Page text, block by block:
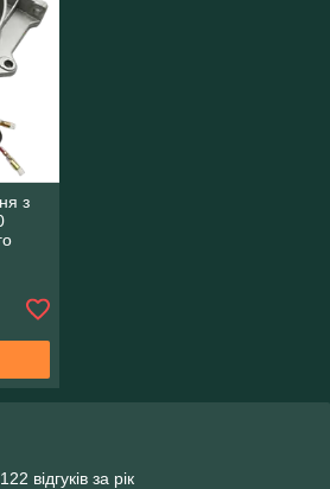
з
відгуків за рік